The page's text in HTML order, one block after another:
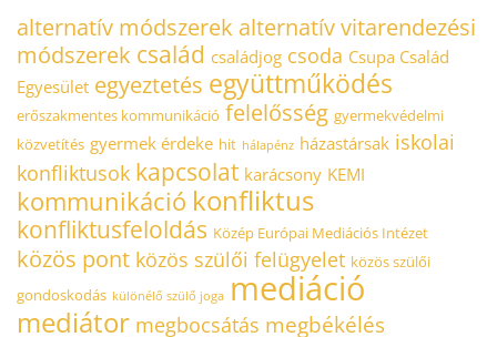
alternatív módszerek alternatív vitarendezési
módszerek család családjog csoda Csupa Család
Egyesület egyeztetés együttműködés
erőszakmentes kommunikáció felelősség gyermekvédelmi
közvetítés gyermek érdeke hit hálapénz házastársak iskolai
konfliktusok kapcsolat karácsony KEMI
kommunikáció konfliktus
konfliktusfeloldás Közép Európai Mediációs Intézet
közös pont közös szülői felügyelet közös szülői
gondoskodás különélő szülő joga mediáció
mediátor megbocsátás megbékélés